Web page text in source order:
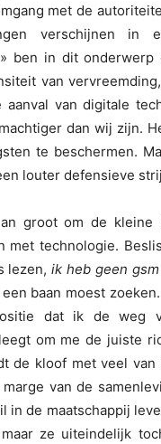
met de
verschijnen in
ben in dit
van
aanval van digitale
dan wij zijn.
te beschermen.
louter defensieve
groot om de kleine
met technologie.
lezen,ik heb geen
baan moest
dat ik de weg
om me de juiste
de kloof met veel
van de
in de maatschappij
ze uiteindelijk